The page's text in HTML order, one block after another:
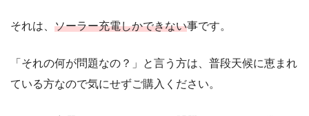
それは、 ソーラー充電しかできない事です。
「それの何が問題なの？」と言う方は、普段天候に恵まれ
ている方なので気にせずご購入ください。